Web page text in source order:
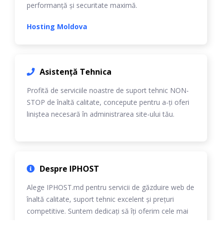
performanță și securitate maximă.
Hosting Moldova
Asistență Tehnica
Profită de serviciile noastre de suport tehnic NON-
STOP de înaltă calitate, concepute pentru a-ți oferi
liniștea necesară în administrarea site-ului tău.
Despre IPHOST
Alege IPHOST.md pentru servicii de găzduire web de
înaltă calitate, suport tehnic excelent și prețuri
competitive. Suntem dedicați să îți oferim cele mai